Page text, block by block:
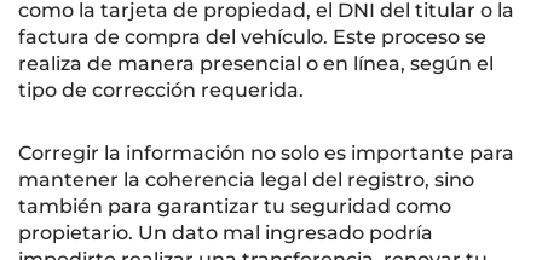
como la tarjeta de propiedad, el DNI del titular o la
factura de compra del vehículo. Este proceso se
realiza de manera presencial o en línea, según el
tipo de corrección requerida.
Corregir la información no solo es importante para
mantener la coherencia legal del registro, sino
también para garantizar tu seguridad como
propietario. Un dato mal ingresado podría